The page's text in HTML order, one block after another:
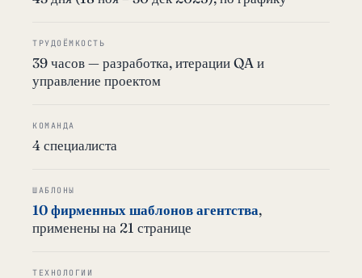
ТРУДОЁМКОСТЬ
39 часов — разработка, итерации QA и
управление проектом
КОМАНДА
4 специалиста
ШАБЛОНЫ
10 фирменных шаблонов агентства,
применены на 21 странице
ТЕХНОЛОГИИ